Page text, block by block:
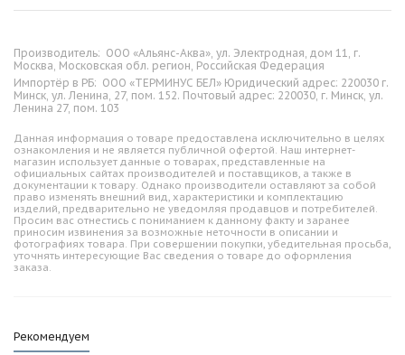
Производитель: ООО «Альянс-Аква», ул. Электродная, дом 11, г.
Москва, Московская обл. регион, Российская Федерация
Импортёр в РБ: ООО «ТЕРМИНУС БЕЛ» Юридический адрес: 220030 г.
Минск, ул. Ленина, 27, пом. 152. Почтовый адрес: 220030, г. Минск, ул.
Ленина 27, пом. 103
Данная информация о товаре предоставлена исключительно в целях
ознакомления и не является публичной офертой. Наш интернет-
магазин использует данные о товарах, представленные на
официальных сайтах производителей и поставщиков, а также в
документации к товару. Однако производители оставляют за собой
право изменять внешний вид, характеристики и комплектацию
изделий, предварительно не уведомляя продавцов и потребителей.
Просим вас отнестись с пониманием к данному факту и заранее
приносим извинения за возможные неточности в описании и
фотографиях товара. При совершении покупки, убедительная просьба,
уточнять интересующие Вас сведения о товаре до оформления
заказа.
Рекомендуем